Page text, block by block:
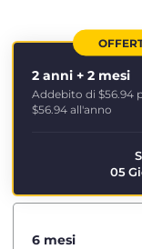
2 anni + 2 mesi
Addebito di $56.94
$56.94 all'anno
05
6 mesi